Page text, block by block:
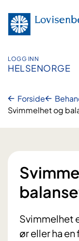
innhold
LOGG INN
HELSENORGE
Forside
Svimmelhet og
Svimmelhet
ør eller ha